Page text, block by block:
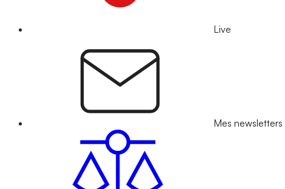
Live
Mes newsletters